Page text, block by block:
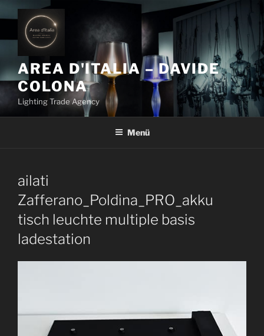
u
h
l
t
AREA D'ITALIA – DAVIDE
COLONA
Lighting Trade Agency
Menü
ailati
Zafferano_Poldina_PRO_akku
tisch leuchte multiple basis
ladestation